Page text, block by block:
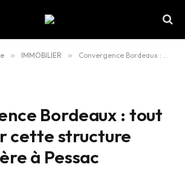
» IMMOBILIER » Convergence Bordeaux : tout savoir sur cette structure immobilière à Pessac
Bordeaux : tout
cette structure
à Pessac